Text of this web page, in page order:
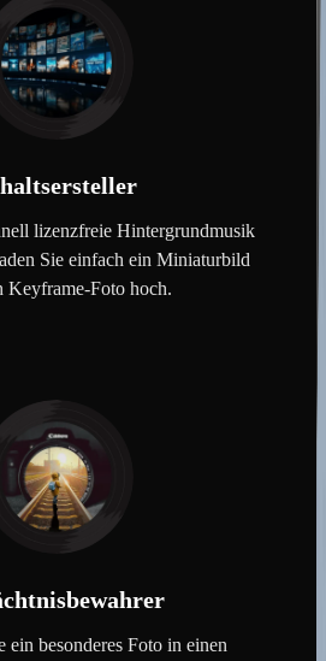
lizenzfreie Hintergrundmusik
Sie einfach ein Miniaturbild
Keyframe-Foto hoch.
ein besonderes Foto in einen